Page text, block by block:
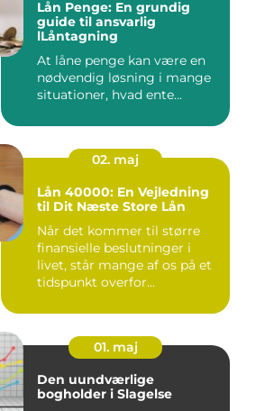
Lån Penge: En grundig
guide til ansvarlig
lLåntagning
At låne penge kan være en
nødvendig løsning i mange
situationer, hvad ente...
02. maj
Lån 40000: En Vejledning
til Dit Næste Store Lån
Når det kommer til større
finansielle beslutninger i
livet, står mange af os på et
tidspunkt overfor...
01. maj
Den uundværlige
bogholder i Slagelse